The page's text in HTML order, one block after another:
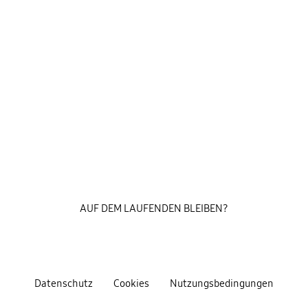
Datenschutz Cookies Nutzungsbedingungen
AUF DEM LAUFENDEN BLEIBEN?